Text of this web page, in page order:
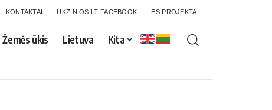
KONTAKTAI UKZINIOS.LT FACEBOOK ES PROJEKTAI
Žemės ūkis Lietuva Kita